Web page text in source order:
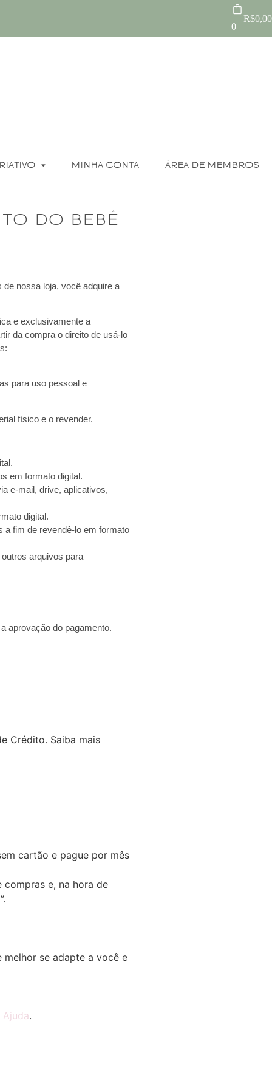
0
R$0,00
MINHA CONTA ÁREA DE MEMBROS
do bebê
nossa loja, você adquire a
e exclusivamente a
da compra o direito de usá-lo
para uso pessoal e
físico e o revender.
em formato digital.
e-mail, drive, aplicativos,
digital.
a fim de revendê-lo em formato
arquivos para
aprovação do pagamento.
Crédito. Saiba mais
cartão e pague por mês
e, na hora de
melhor se adapte a você e
Ajuda.